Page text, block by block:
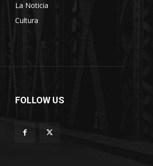
La Noticia
Cultura
FOLLOW US